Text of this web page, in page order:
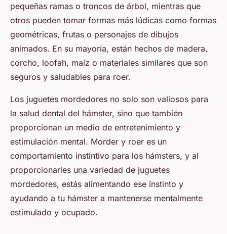
pequeñas ramas o troncos de árbol, mientras que
otros pueden tomar formas más lúdicas como formas
geométricas, frutas o personajes de dibujos
animados. En su mayoría, están hechos de madera,
corcho, loofah, maíz o materiales similares que son
seguros y saludables para roer.
Los juguetes mordedores no solo son valiosos para
la salud dental del hámster, sino que también
proporcionan un medio de entretenimiento y
estimulación mental. Morder y roer es un
comportamiento instintivo para los hámsters, y al
proporcionarles una variedad de juguetes
mordedores, estás alimentando ese instinto y
ayudando a tu hámster a mantenerse mentalmente
estimulado y ocupado.